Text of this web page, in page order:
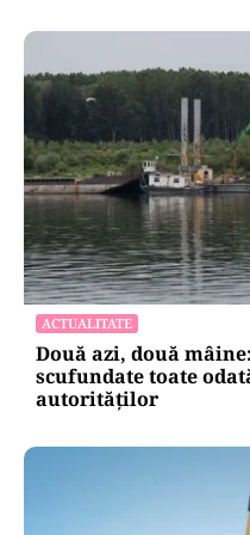
ACTUALITATE
Două azi, două
scufundate toate
autorităților